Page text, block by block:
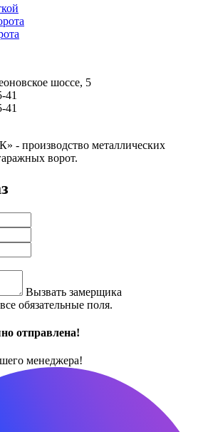
шоссе, 5
41
41
- производство металлических
ворот.
Вызвать замерщика
обязательные поля.
отправлена!
менеджера!